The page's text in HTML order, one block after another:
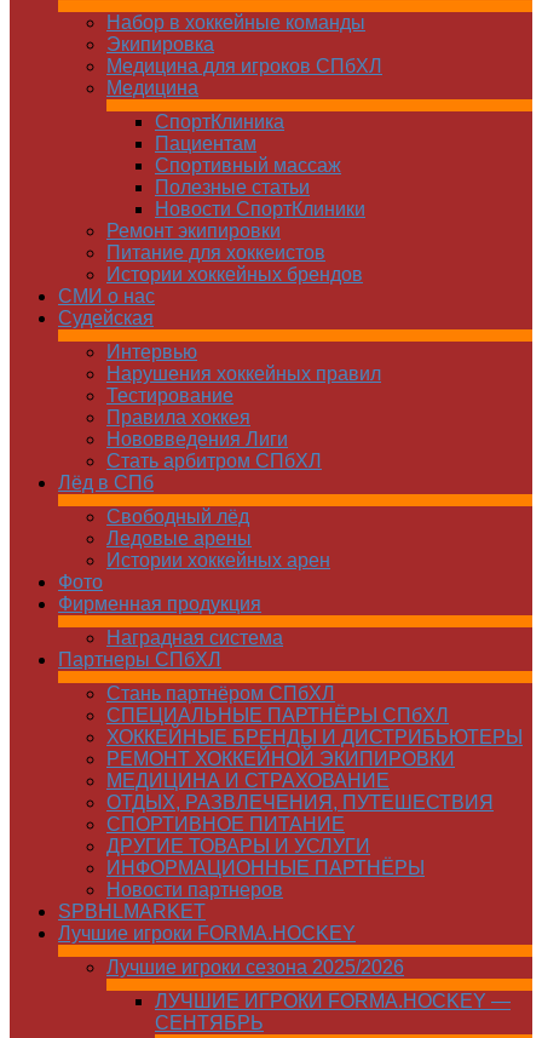
Набор в хоккейные команды
Экипировка
Медицина для игроков СПбХЛ
Медицина
СпортКлиника
Пациентам
Спортивный массаж
Полезные статьи
Новости СпортКлиники
Ремонт экипировки
Питание для хоккеистов
Истории хоккейных брендов
СМИ о нас
Судейская
Интервью
Нарушения хоккейных правил
Тестирование
Правила хоккея
Нововведения Лиги
Стать арбитром СПбХЛ
Лёд в СПб
Свободный лёд
Ледовые арены
Истории хоккейных арен
Фото
Фирменная продукция
Наградная система
Партнеры СПбХЛ
Стань партнёром СПбХЛ
СПЕЦИАЛЬНЫЕ ПАРТНЁРЫ СПбХЛ
ХОККЕЙНЫЕ БРЕНДЫ И ДИСТРИБЬЮТЕРЫ
РЕМОНТ ХОККЕЙНОЙ ЭКИПИРОВКИ
МЕДИЦИНА И СТРАХОВАНИЕ
ОТДЫХ, РАЗВЛЕЧЕНИЯ, ПУТЕШЕСТВИЯ
СПОРТИВНОЕ ПИТАНИЕ
ДРУГИЕ ТОВАРЫ И УСЛУГИ
ИНФОРМАЦИОННЫЕ ПАРТНЁРЫ
Новости партнеров
SPBHLMARKET
Лучшие игроки FORMA.HOCKEY
Лучшие игроки сезона 2025/2026
ЛУЧШИЕ ИГРОКИ FORMA.HOCKEY —
СЕНТЯБРЬ